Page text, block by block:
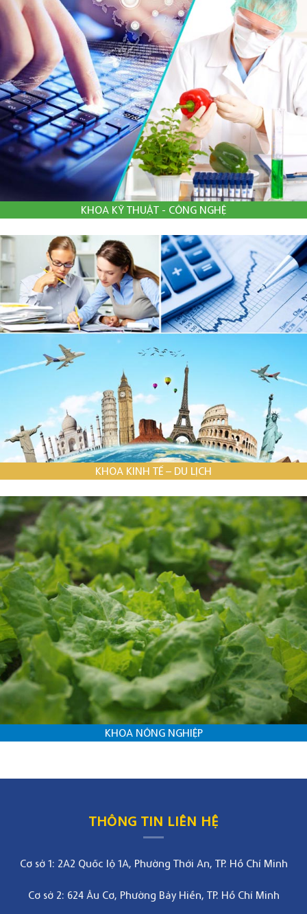
KHOA KỸ THUẬT - CÔNG NGHỆ
KHOA KINH TẾ – DU LỊCH
KHOA NÔNG NGHIỆP
THÔNG TIN LIÊN HỆ
Cơ sở 1: 2A2 Quốc lộ 1A, Phường Thới An, TP. Hồ Chí Minh
Cơ sở 2: 624 Âu Cơ, Phường Bảy Hiền, TP. Hồ Chí Minh